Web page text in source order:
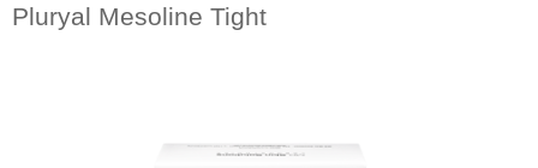
Pluryal Mesoline Tight